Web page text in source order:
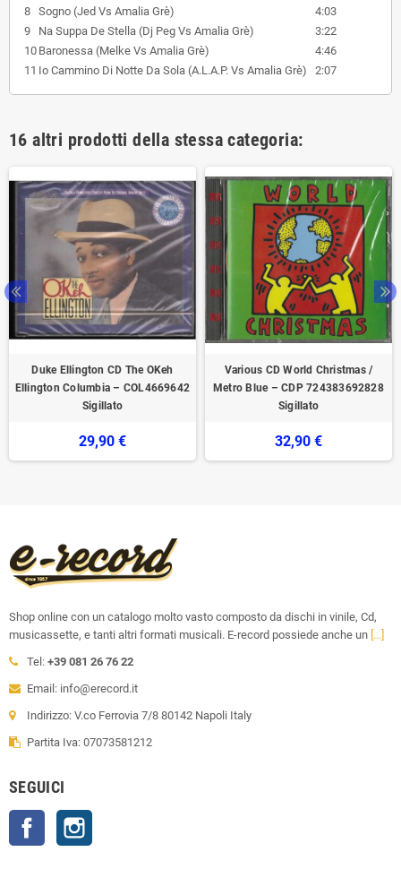
8 Sogno (Jed Vs Amalia Grè)
4:03
9
Na Suppa De Stella (Dj Peg Vs Amalia Grè)
3:22
10 Baronessa (Melke Vs Amalia Grè)
4:46
11 Io Cammino Di Notte Da Sola (A.L.A.P. Vs Amalia Grè) 2:07
16 altri prodotti della stessa categoria:
Duke Ellington CD The OKeh
Ellington Columbia – COL4669642
Sigillato
29,90 €
Various CD World Christmas /
Metro Blue – CDP 724383692828
Sigillato
32,90 €
Shop online con un catalogo molto vasto composto da dischi in vinile, Cd,
musicassette, e tanti altri formati musicali. E-record possiede anche un [...]
Tel: +39 081 26 76 22
Email: info@erecord.it
Indirizzo: V.co Ferrovia 7/8 80142 Napoli Italy
Partita Iva: 07073581212
SEGUICI
Facebook